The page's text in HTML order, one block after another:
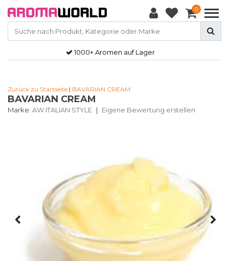
0
1000+ Aromen auf Lager
Zurück zu Startseite | BAVARIAN CREAM
BAVARIAN CREAM
Marke: AW ITALIAN STYLE | Eigene Bewertung erstellen